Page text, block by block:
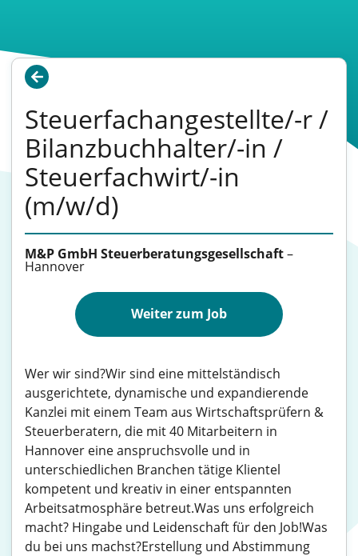
Steuer­fachangestellte/-r /
Bilanz­buchhalter/-in /
Steuer­fachwirt/-in
(m/w/d)
M&P GmbH Steuerberatungsgesellschaft–
Hannover
Weiter zum Job
Wer wir sind?Wir sind eine mittelständisch
ausgerichtete, dynamische und expandierende
Kanzlei mit einem Team aus Wirtschaftsprüfern &
Steuerberatern, die mit 40 Mitarbeitern in
Hannover eine anspruchsvolle und in
unterschiedlichen Branchen tätige Klientel
kompetent und kreativ in einer entspannten
Arbeitsatmosphäre betreut.Was uns erfolgreich
macht? Hingabe und Leidenschaft für den Job!Was
du bei uns machst?Erstellung und Abstimmung